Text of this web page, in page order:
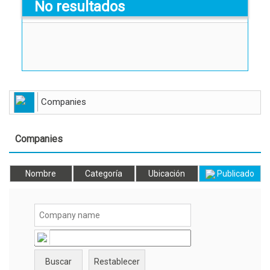
No resultados
Companies
Companies
Nombre Categoría Ubicación Publicado